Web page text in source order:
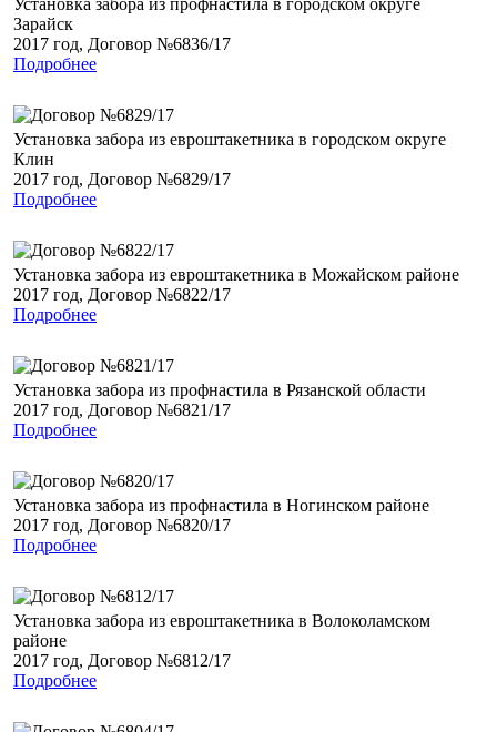
Установка забора из профнастила в городском округе
Зарайск
2017 год, Договор №6836/17
Подробнее
Установка забора из евроштакетника в городском округе
Клин
2017 год, Договор №6829/17
Подробнее
Установка забора из евроштакетника в Можайском районе
2017 год, Договор №6822/17
Подробнее
Установка забора из профнастила в Рязанской области
2017 год, Договор №6821/17
Подробнее
Установка забора из профнастила в Ногинском районе
2017 год, Договор №6820/17
Подробнее
Установка забора из евроштакетника в Волоколамском
районе
2017 год, Договор №6812/17
Подробнее